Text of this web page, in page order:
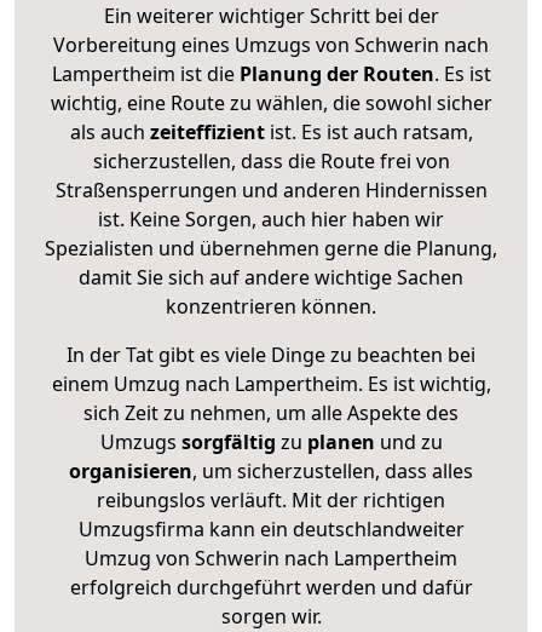
Ein weiterer wichtiger Schritt bei der
Vorbereitung eines Umzugs von Schwerin nach
Lampertheim ist diePlanung der Routen. Es ist
wichtig, eine Route zu wählen, die sowohl sicher
als auch zeiteffizientist. Es ist auch ratsam,
sicherzustellen, dass die Route frei von
Straßensperrungen und anderen Hindernissen
ist. Keine Sorgen, auch hier haben wir
Spezialisten und übernehmen gerne die Planung,
damit Sie sich auf andere wichtige Sachen
konzentrieren können.
In der Tat gibt es viele Dinge zu beachten bei
einem Umzug nach Lampertheim. Es ist wichtig,
sich Zeit zu nehmen, um alle Aspekte des
Umzugs sorgfältig zu planen und zu
organisieren, um sicherzustellen, dass alles
reibungslos verläuft. Mit der richtigen
Umzugsfirma kann ein deutschlandweiter
Umzug von Schwerin nach Lampertheim
erfolgreich durchgeführt werden und dafür
sorgen wir.